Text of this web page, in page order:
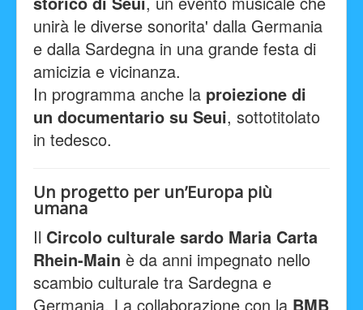
unirà le diverse sonorita' dalla Germania
e dalla Sardegna in una grande festa di
amicizia e vicinanza.
In programma anche la proiezione di
un documentario su Seui, sottotitolato
in tedesco.
Un progetto per un’Europa più
umana
Il Circolo culturale sardo Maria Carta
Rhein-Main è da anni impegnato nello
scambio culturale tra Sardegna e
Germania. La collaborazione con la BMB